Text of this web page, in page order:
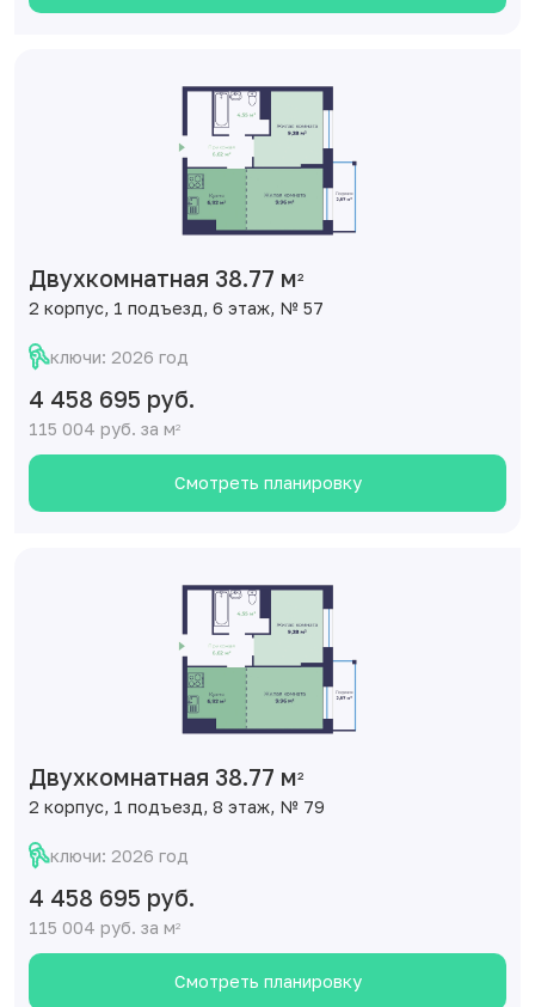
Двухкомнатная 38.77 м2
2 корпус, 1 подъезд, 6 этаж, № 57
ключи: 2026 год
4 458 695 руб.
115 004 руб. за м2
Смотреть планировку
Двухкомнатная 38.77 м2
2 корпус, 1 подъезд, 8 этаж, № 79
ключи: 2026 год
4 458 695 руб.
115 004 руб. за м2
Смотреть планировку